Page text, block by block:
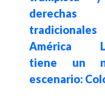
derechas
América
tiene un
escenario: